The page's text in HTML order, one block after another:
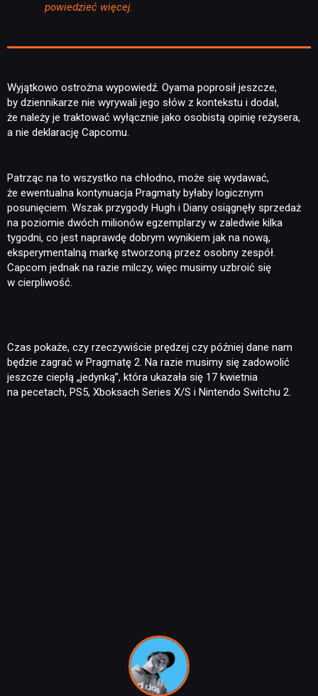
NEWSY
RECENZJE
RETRO
powiedzieć więcej.
Wyjątkowo ostrożna wypowiedź. Oyama poprosił jeszcze,
by dziennikarze nie wyrywali jego słów z kontekstu i dodał,
że należy je traktować wyłącznie jako osobistą opinię reżysera,
a nie deklarację Capcomu.
Patrząc na to wszystko na chłodno, może się wydawać,
że ewentualna kontynuacja Pragmaty byłaby logicznym
posunięciem. Wszak przygody Hugh i Diany osiągnęły sprzedaż
na poziomie dwóch milionów egzemplarzy w zaledwie kilka
tygodni, co jest naprawdę dobrym wynikiem jak na nową,
eksperymentalną markę stworzoną przez osobny zespół.
Capcom jednak na razie milczy, więc musimy uzbroić się
w cierpliwość.
Czas pokaże, czy rzeczywiście prędzej czy później dane nam
będzie zagrać w Pragmatę 2. Na razie musimy się zadowolić
jeszcze ciepłą „jedynką”, która ukazała się 17 kwietnia
na pecetach, PS5, Xboksach Series X/S i Nintendo Switchu 2.